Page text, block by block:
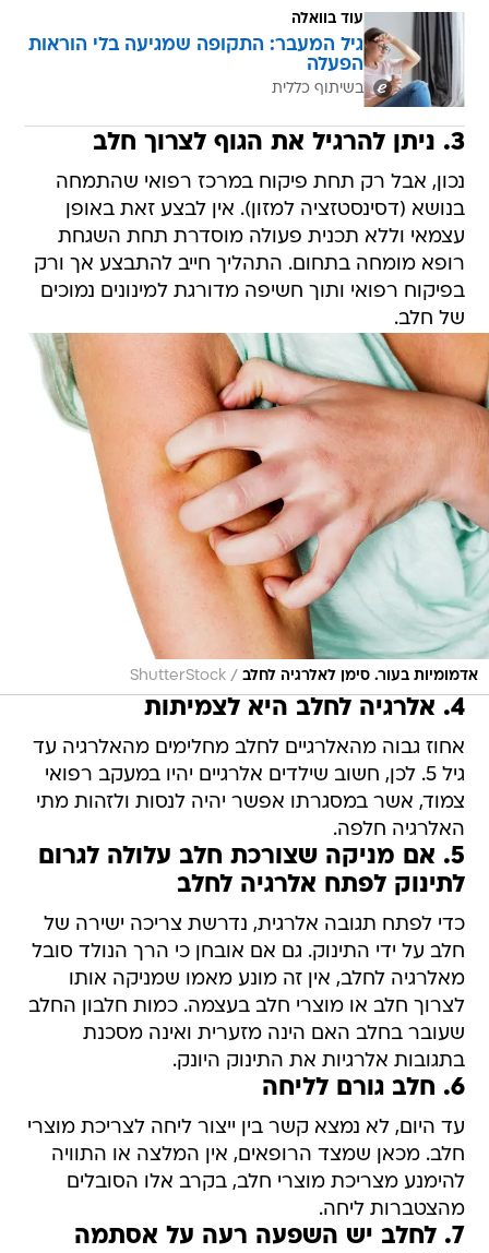
עוד בוואלה
גיל המעבר: התקופה שמגיעה בלי הוראות
הפעלה
בשיתוף כללית
3. ניתן להרגיל את הגוף לצרוך חלב
נכון, אבל רק תחת פיקוח במרכז רפואי שהתמחה
בנושא (דסינסטזציה למזון). אין לבצע זאת באופן
עצמאי וללא תכנית פעולה מוסדרת תחת השגחת
רופא מומחה בתחום. התהליך חייב להתבצע אך ורק
בפיקוח רפואי ותוך חשיפה מדורגת למינונים נמוכים
של חלב.
אדמומיות בעור. סימן לאלרגיה לחלב /
ShutterStock
4. אלרגיה לחלב היא לצמיתות
אחוז גבוה מהאלרגיים לחלב מחלימים מהאלרגיה עד
גיל 5. לכן, חשוב שילדים אלרגיים יהיו במעקב רפואי
צמוד, אשר במסגרתו אפשר יהיה לנסות ולזהות מתי
האלרגיה חלפה.
5. אם מניקה שצורכת חלב עלולה לגרום
לתינוק לפתח אלרגיה לחלב
כדי לפתח תגובה אלרגית, נדרשת צריכה ישירה של
חלב על ידי התינוק. גם אם אובחן כי הרך הנולד סובל
מאלרגיה לחלב, אין זה מונע מאמו שמניקה אותו
לצרוך חלב או מוצרי חלב בעצמה. כמות חלבון החלב
שעובר בחלב האם הינה מזערית ואינה מסכנת
בתגובות אלרגיות את התינוק היונק.
6. חלב גורם לליחה
עד היום, לא נמצא קשר בין ייצור ליחה לצריכת מוצרי
חלב. מכאן שמצד הרופאים, אין המלצה או התוויה
להימנע מצריכת מוצרי חלב, בקרב אלו הסובלים
מהצטברות ליחה.
7. לחלב יש השפעה רעה על אסתמה